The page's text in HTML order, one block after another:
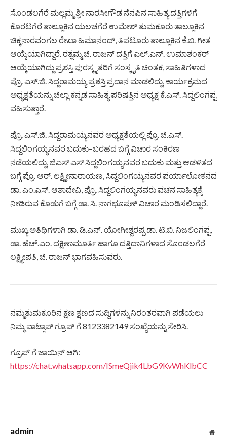
ಸೊಂಡಲಗೆರೆ ಮಲ್ಲಮ್ಮ ಶ್ರೀ ನಾರಸೀಗೌಡ ನೆನಪಿನ ಸಾಹಿತ್ಯ ದತ್ತಿಗಳಿಗೆ
ಕೊರಟಗೆರೆ ತಾಲ್ಲೂಕಿನ ಯಲಚಗೆರೆ ಉಮೇಶ್ ತುಮಕೂರು ತಾಲ್ಲೂಕಿನ
ಚಿಕ್ಕನಾರವಂಗಲ ರೇಖಾ ಹಿಮಾನಂದ್, ತಿಪಟೂರು ತಾಲ್ಲೂಕಿನ ಕೆ.ಬಿ. ಗೀತ
ಆಯ್ಕೆಯಾಗಿದ್ದಾರೆ. ರತ್ನಮ್ಮ ಜಿ. ರಾಜನ್ ದತ್ತಿಗೆ ಎಲ್.ಎನ್. ಉಮಾಶಂಕರ್
ಆಯ್ಕೆಯಾಗಿದ್ದು ಪ್ರಶಸ್ತಿ ಪುರಸ್ಕೃತರಿಗೆ ಸಂಸ್ಕೃತಿ ಚಿಂತಕ, ಸಾಹಿತಿಗಳಾದ
ಪ್ರೊ. ಎಸ್.ಜಿ. ಸಿದ್ದರಾಮಯ್ಯ ಪ್ರಶಸ್ತಿ ಪ್ರದಾನ ಮಾಡಲಿದ್ದು, ಕಾರ್ಯಕ್ರಮದ
ಅಧ್ಯಕ್ಷತೆಯನ್ನು ಜಿಲ್ಲಾ ಕನ್ನಡ ಸಾಹಿತ್ಯ ಪರಿಷತ್ತಿನ ಅಧ್ಯಕ್ಷ ಕೆ.ಎಸ್. ಸಿದ್ದಲಿಂಗಪ್ಪ
ವಹಿಸುತ್ತಾರೆ.
ಪ್ರೊ. ಎಸ್.ಜಿ. ಸಿದ್ದರಾಮಯ್ಯನವರ ಅಧ್ಯಕ್ಷತೆಯಲ್ಲಿ ಪ್ರೊ. ಜಿ.ಎಸ್.
ಸಿದ್ದಲಿಂಗಯ್ಯನವರ ಬದುಕು–ಬರಹದ ಬಗ್ಗೆ ವಿಚಾರ ಸಂಕಿರಣ
ನಡೆಯಲಿದ್ದು, ಜಿಎಸ್ ಎಸ್ ಸಿದ್ದಲಿಂಗಯ್ಯನವರ ಬದುಕು ಮತ್ತು ಆಡಳಿತದ
ಬಗ್ಗೆ ಪ್ರೊ. ಆರ್. ಲಕ್ಷ್ಮೀನಾರಾಯಣ, ಸಿದ್ದಲಿಂಗಯ್ಯನವರ ಪರ್ಯಾಲೋಕನದ
ಡಾ. ಎಂ.ಎಸ್. ಆಶಾದೇವಿ, ಪ್ರೊ. ಸಿದ್ದಲಿಂಗಯ್ಯನವರು ವಚನ ಸಾಹಿತ್ಯಕ್ಕೆ
ನೀಡಿರುವ ಕೊಡುಗೆ ಬಗ್ಗೆ ಡಾ. ಸಿ. ನಾಗಭೂಷಣ್ ವಿಚಾರ ಮಂಡಿಸಲಿದ್ದಾರೆ.
ಮುಖ್ಯ ಅತಿಥಿಗಳಾಗಿ ಡಾ. ಡಿ.ಎನ್. ಯೋಗೀಶ್ವರಪ್ಪ ಡಾ. ಟಿ.ಬಿ. ನಿಜಲಿಂಗಪ್ಪ,
ಡಾ. ಹೆಚ್.ಎಂ. ದಕ್ಷಿಣಾಮೂರ್ತಿ ಹಾಗೂ ದತ್ತಿದಾನಿಗಳಾದ ಸೊಂಡಲಗೆರೆ
ಲಕ್ಷ್ಮೀಪತಿ, ಜಿ. ರಾಜನ್ ಭಾಗವಹಿಸುವರು.
ನಮ್ಮತುಮಕೂರಿನ ಕ್ಷಣ ಕ್ಷಣದ ಸುದ್ದಿಗಳನ್ನು ನಿರಂತರವಾಗಿ ಪಡೆಯಲು
ನಿಮ್ಮ ವಾಟ್ಸಾಪ್ ಗ್ರೂಪ್ ಗೆ 8123382149 ಸಂಖ್ಯೆಯನ್ನು ಸೇರಿಸಿ.
ಗ್ರೂಪ್ ಗೆ ಜಾಯಿನ್ ಆಗಿ:
https://chat.whatsapp.com/ISmeQjik4LbG9KvWhKlbCC
admin